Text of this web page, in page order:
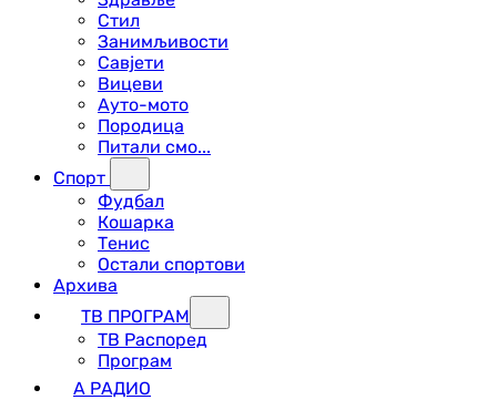
Стил
Занимљивости
Савјети
Вицеви
Ауто-мото
Породица
Питали смо...
Спорт
Фудбал
Кошарка
Тенис
Остали спортови
Архива
ТВ ПРОГРАМ
ТВ Распоред
Програм
А РАДИО